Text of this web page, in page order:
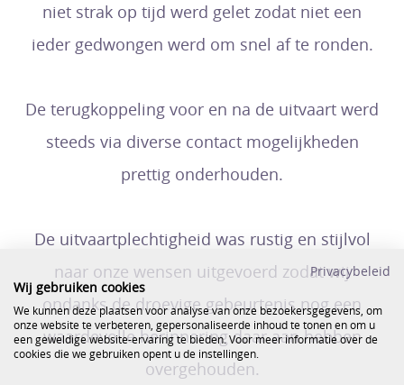
niet strak op tijd werd gelet zodat niet een
ieder gedwongen werd om snel af te ronden.
De terugkoppeling voor en na de uitvaart werd
steeds via diverse contact mogelijkheden
prettig onderhouden.
De uitvaartplechtigheid was rustig en stijlvol
naar onze wensen uitgevoerd zodat wij
ondanks de droevige gebeurtenis nog een
waardevolle herinnering daar aan hebben
overgehouden.
Privacybeleid
Wij gebruiken cookies
We kunnen deze plaatsen voor analyse van onze bezoekersgegevens, om
onze website te verbeteren, gepersonaliseerde inhoud te tonen en om u
een geweldige website-ervaring te bieden. Voor meer informatie over de
cookies die we gebruiken opent u de instellingen.